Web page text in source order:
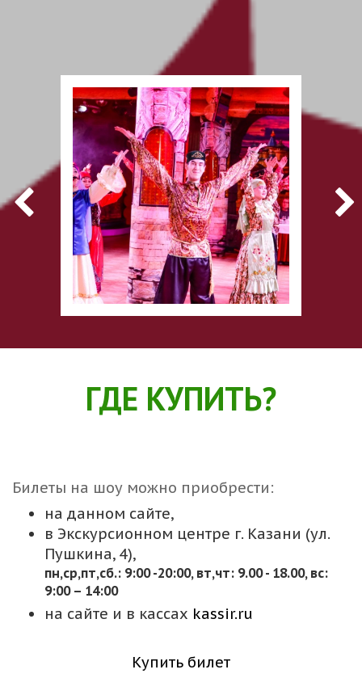
ГДЕ КУПИТЬ?
Билеты на шоу можно приобрести:
на данном сайте,
в Экскурсионном центре г. Казани (ул.
Пушкина, 4),
пн,cр,пт,сб.: 9:00 -20:00, вт,чт: 9.00 - 18.00, вс:
9:00 – 14:00
на сайте и в кассах kassir.ru
Купить билет